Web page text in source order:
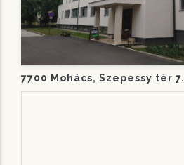
7700 Mohács, Szepessy tér 7.